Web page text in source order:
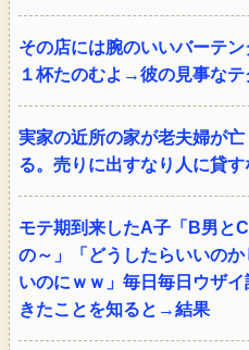
その店には腕のいいバーテ
１杯たのむよ→彼の見事な
実家の近所の家が老夫婦が
る。売りに出すなり人に貸
モテ期到来したA子「B男と
の～」「どうしたらいいの
いのにｗｗ」毎日毎日ウザ
きたことを知ると→結果